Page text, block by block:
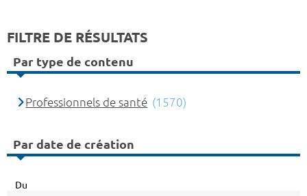
FILTRE DE RÉSULTATS
Par type de contenu
Professionnels de santé (1570)
Par date de création
Du